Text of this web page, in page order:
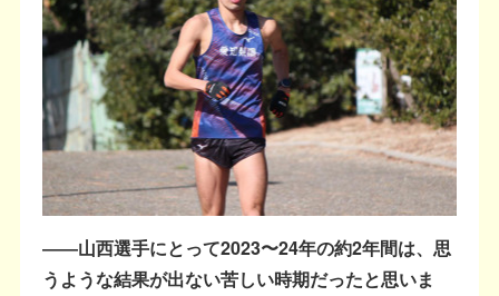
――山西選手にとって2023〜24年の約2年間は、思
うような結果が出ない苦しい時期だったと思いま